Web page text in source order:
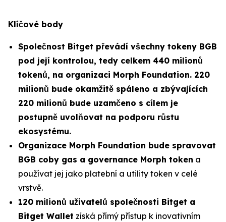
Klíčové body
Společnost Bitget převádí všechny tokeny BGB
pod její kontrolou, tedy celkem 440 milionů
tokenů, na organizaci Morph Foundation. 220
milionů bude okamžitě spáleno a zbývajících
220 milionů bude uzamčeno s cílem je
postupně uvolňovat na podporu růstu
ekosystému.
Organizace Morph Foundation bude spravovat
BGB coby gas a governance Morph token a
používat jej jako platební a utility token v celé
vrstvě.
120 milionů uživatelů společnosti Bitget a
Bitget Wallet získá přímý přístup k inovativním